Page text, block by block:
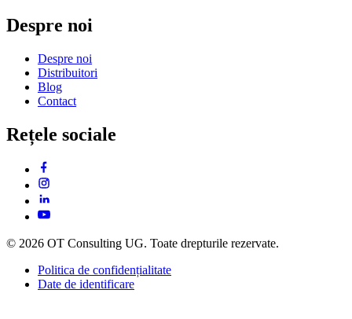
Despre noi
Despre noi
Distribuitori
Blog
Contact
Rețele sociale
© 2026 OT Consulting UG. Toate drepturile rezervate.
Politica de confidențialitate
Date de identificare